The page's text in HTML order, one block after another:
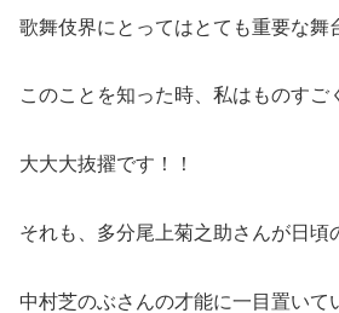
歌舞伎界にとってはとても重要な舞
このことを知った時、私はものすご
大大大抜擢です！！
それも、多分尾上菊之助さんが日頃
中村芝のぶさんの才能に一目置いて